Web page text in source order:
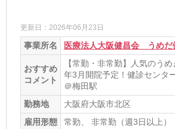
更新日：2026年06月23日
事業所名 医療法人大阪健昌会 うめだ
おすすめ
コメント
【常勤・非常勤】人気のう
年3月開院予定！健診センタ
＠梅田駅
勤務地
大阪府大阪市北区
雇用形態
常勤、 非常勤（週3日以上）